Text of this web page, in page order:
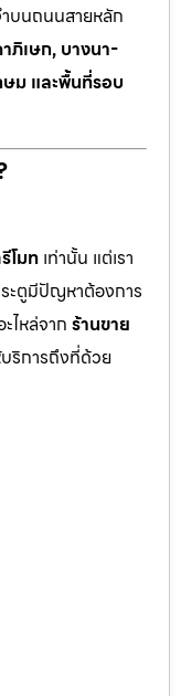
บนถนนสายหลัก
ภิเษก, บางนา-
ษม และพื้นที่รอบ
โมท เท่านั้น แต่เรา
ะตูมีปัญหาต้องการ
ไหล่จากร้านขาย
บริการถึงที่ด้วย